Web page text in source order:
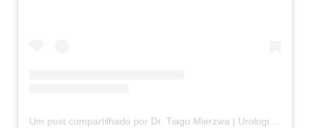
Um post compartilhado por Dr. Tiago Mierzwa | Urologista e Andrologista em Curitiba-PR (@drtiago.urologia)